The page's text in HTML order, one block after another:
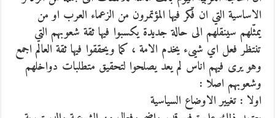
الاساسية التي ان فّكر فيها المؤتمرون من الزعماء العرب او من
يمثّلهم سينقلهم الى حالة جديدة يكسبوا فيها ثقة شعوبهم التي
تنتظر فعل اي شيىء يخدم الامة ، كما ويحققوا فيها ثقة العالم اجمع
وهو يرى فيهم اناس لم يعد يصلحوا لتحقيق متطلبات دواخلهم
وشعوبهم اصلا :
اولا : تغيير الاوضاع السياسية